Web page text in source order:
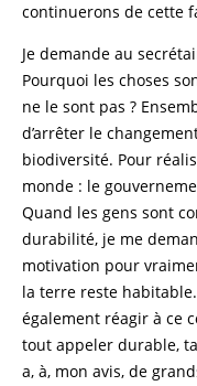
continuerons de cette
Je demande au
Pourquoi les choses
ne le sont pas ?
d’arrêter le
biodiversité. Pour
monde : le
Quand les gens sont
durabilité, je me
motivation pour
la terre reste
également réagir à ce
tout appeler durable,
a, à, mon avis, de